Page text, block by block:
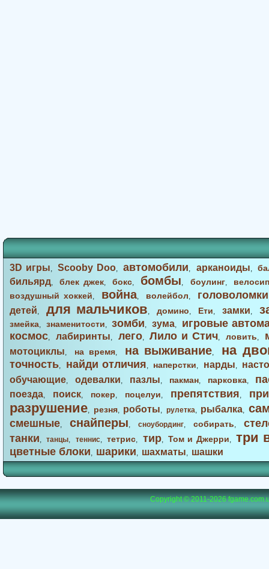
3D игры,Scooby Doo,автомобили, арканоиды,
бильярд,блек джек,бокс, бомбы, боулинг,
воздушный хоккей, война, волейбол, головоломки
детей, для мальчиков, домино, Ети, замки,
змейка, знаменитости,зомби, зума,
игровые
космос, лабиринты, лего,Лило и Стич,ловить,
мотоциклы, на время, на выживание, на
точность, найди отличия, наперстки, нарды,
обучающие, одевалки, пазлы, пакман, парковка,
поезда, поиск, покер, поцелуи, препятствия,
разрушение, резня, роботы, рулетка, рыбалка,
смешные, снайперы, сноубординг, собирать,
танки,танцы, теннис,тетрис, тир,Том и Джерри, три
цветные блоки, шарики, шахматы, шашки
Copyright © 2011-2026